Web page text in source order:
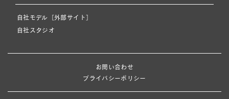
自社モデル［外部サイト］
自社スタジオ
お問い合わせ
プライバシーポリシー